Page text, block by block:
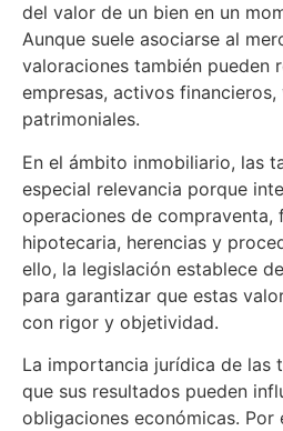
del valor de un bien en un
Aunque suele asociarse al
valoraciones también pueden
empresas, activos
patrimoniales.
En el ámbito inmobiliario, las
especial relevancia porque
operaciones de compraventa,
hipotecaria, herencias y
ello, la legislación establece
para garantizar que estas
con rigor y objetividad.
La importancia jurídica de las
que sus resultados pueden
obligaciones económicas. Por